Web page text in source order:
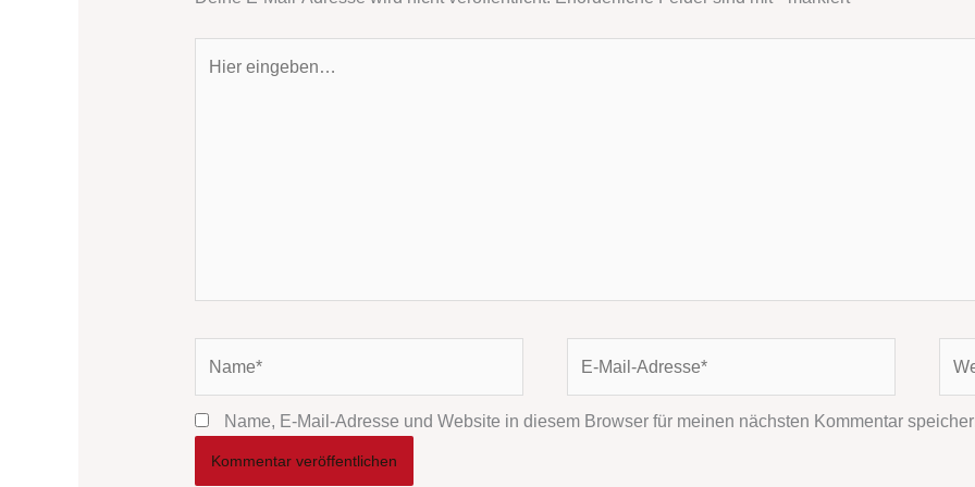
eingeben…
Adresse*
Name, E-Mail-Adresse und Website in diesem Browser für meinen nächsten Kommentar